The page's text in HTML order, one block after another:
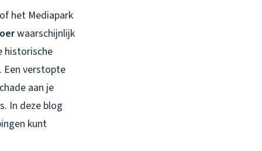
het Mediapark
waarschijnlijk
historische
Een verstopte
aan je
In deze blog
kunt